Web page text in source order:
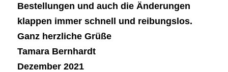
Bestellungen und auch die Änderungen
klappen immer schnell und reibungslos.
Ganz herzliche Grüße
Tamara Bernhardt
Dezember 2021